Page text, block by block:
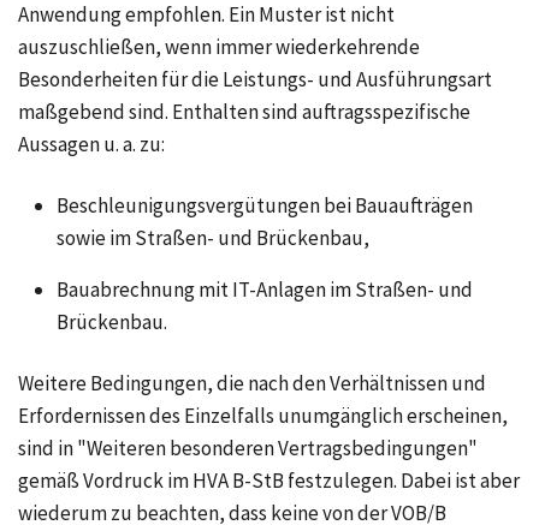
Anwendung empfohlen. Ein Muster ist nicht
auszuschließen, wenn immer wiederkehrende
Besonderheiten für die Leistungs- und Ausführungsart
maßgebend sind. Enthalten sind auftragsspezifische
Aussagen u. a. zu:
Beschleunigungsvergütungenbei Bauaufträgen
sowie im Straßen- und Brückenbau,
Bauabrechnung mit IT-Anlagenim Straßen- und
Brückenbau.
Weitere Bedingungen, die nach den Verhältnissen und
Erfordernissen des Einzelfalls unumgänglich erscheinen,
sind in "Weiteren besonderen Vertragsbedingungen"
gemäß Vordruck im HVA B-StB festzulegen. Dabei ist aber
wiederum zu beachten, dass keine von der VOB/B